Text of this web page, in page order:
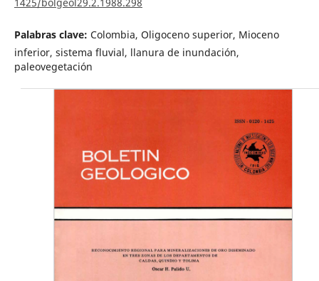
1425/bolgeol29.2.1988.298
Palabras clave: Colombia, Oligoceno superior, Mioceno
inferior, sistema fluvial, llanura de inundación,
paleovegetación